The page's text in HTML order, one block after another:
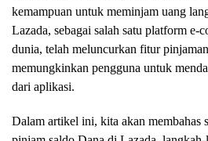
kemampuan untuk meminjam uang
Lazada, sebagai salah satu platform e-
dunia, telah meluncurkan fitur
memungkinkan pengguna untuk
dari aplikasi.
Dalam artikel ini, kita akan membahas